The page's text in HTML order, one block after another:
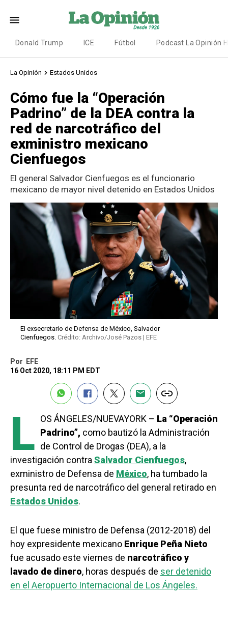
Donald Trump ICE Fútbol Podcast La Opinión
La Opinión Estados Unidos
Cómo fue la “Operación
Padrino” de la DEA contra la
red de narcotráfico del
exministro mexicano
Cienfuegos
El general Salvador Cienfuegos es el funcionario
mexicano de mayor nivel detenido en Estados Unidos
El exsecretario de Defensa de México, Salvador
Cienfuegos. Crédito: Archivo/José Pazos | EFE
Por
EFE
16 Oct 2020, 18:11 PM EDT
L OS ÁNGELES/NUEVAYORK – La “Operación
Padrino”, como bautizó la Administración
de Control de Drogas (DEA), a la
investigación contraSalvador Cienfuegos,
exministro de Defensa de México, ha tumbado la
presunta red de narcotráfico del general retirado en
Estados Unidos.
El que fuese ministro de Defensa (2012-2018) del
hoy expresidente mexicano Enrique Peña Nieto
fue acusado este viernes de narcotráfico y
lavado de dinero, horas después de ser detenido
en el Aeropuerto Internacional de Los Ángeles.